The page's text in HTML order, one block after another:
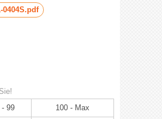
0404S.pdf
- 99 100 - Max